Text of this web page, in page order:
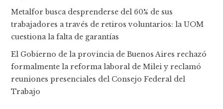
Metalfor busca desprenderse del 60% de sus
trabajadores a través de retiros voluntarios: la UOM
cuestiona la falta de garantías
El Gobierno de la provincia de Buenos Aires rechazó
formalmente la reforma laboral de Milei y reclamó
reuniones presenciales del Consejo Federal del
Trabajo